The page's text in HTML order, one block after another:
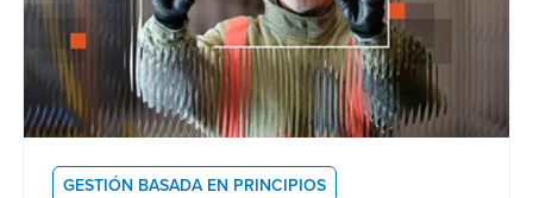
GESTIÓN BASADA EN PRINCIPIOS